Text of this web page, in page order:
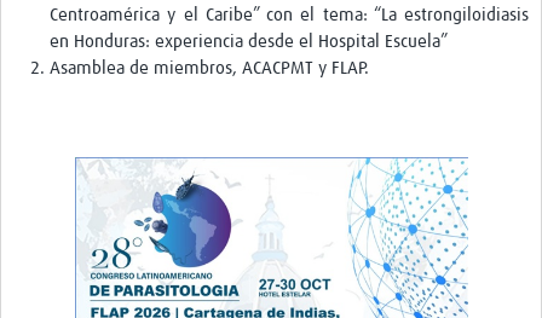
Centroamérica y el Caribe” con el tema: “La estrongiloidiasis
en Honduras: experiencia desde el Hospital Escuela”
Asamblea de miembros, ACACPMT y FLAP.